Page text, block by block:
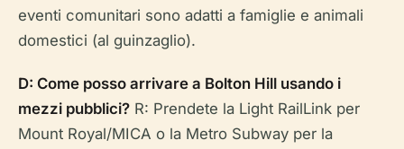
eventi comunitari sono adatti a famiglie e animali
domestici (al guinzaglio).
D: Come posso arrivare a Bolton Hill usando i
mezzi pubblici? R: Prendete la Light RailLink per
Mount Royal/MICA o la Metro Subway per la